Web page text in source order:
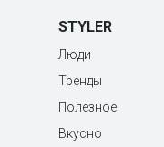
STYLER
Люди
Тренды
Полезное
Вкусно